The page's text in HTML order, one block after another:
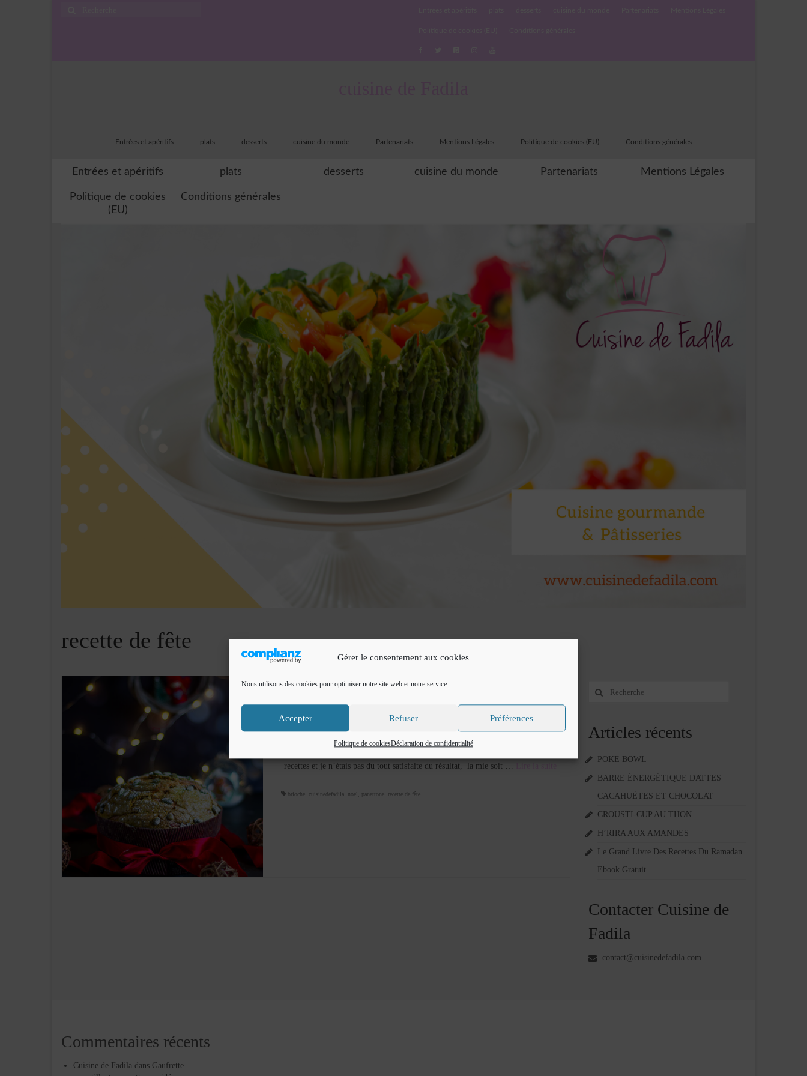
Gérer le consentement aux cookies
Nous utilisons des cookies pour optimiser notre site web et notre service.
Accepter Refuser Préférences
Politique de cookiesDéclaration de confidentialité
Entrées et apéritifs plats desserts cuisine du monde Partenariats Mentions Légales Politique de cookies (EU) Conditions générales
Entrées et apéritifs plats desserts cuisine du monde Partenariats Mentions Légales
Politique de cookies
(EU)
Conditions générales
recette de fête
DÉC 2022
Panettone
parCuisine de Fadila
Panettone : Je vous propose la recette de Panettone, cette délicieuse brioche qui se
recettes et je n’étais pas du tout satisfaite du résultat, la mie soit …
brioche, cuisinedefadila, noel, panettone, recette de fête
Rechercher
Articles récents
POKE BOWL
BARRE ÉNERGÉTIQUE DATTES
CACAHUÈTES ET CHOCOLAT
CROUSTI-CUP AU THON
H’RIRA AUX AMANDES
Le Grand Livre Des Recettes Du Ramadan
Ebook Gratuit
Contacter Cuisine de
Fadila
contact@cuisinedefadila.com
Commentaires récents
Cuisine de Fadila dans Gaufrette